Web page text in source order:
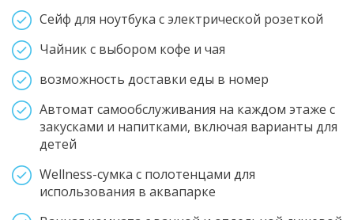
Сейф для ноутбука с электрической розеткой
Чайник с выбором кофе и чая
возможность доставки еды в номер
Автомат самообслуживания на каждом этаже с
закусками и напитками, включая варианты для
детей
Wellness-сумка с полотенцами для
использования в аквапарке